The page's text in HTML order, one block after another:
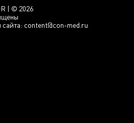
| © 2026
content@con-med.ru